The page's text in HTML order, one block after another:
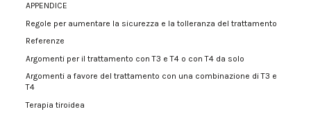
APPENDICE
Regole per aumentare la sicurezza e la tolleranza del trattamento
Referenze
Argomenti per il trattamento con T3 e T4 o con T4 da solo
Argomenti a favore del trattamento con una combinazione di T3 e
T4
Terapia tiroidea